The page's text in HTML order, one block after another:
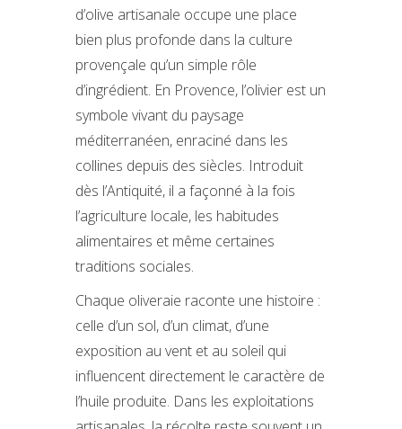
d’olive artisanale occupe une place
bien plus profonde dans la culture
provençale qu’un simple rôle
d’ingrédient. En Provence, l’olivier est un
symbole vivant du paysage
méditerranéen, enraciné dans les
collines depuis des siècles. Introduit
dès l’Antiquité, il a façonné à la fois
l’agriculture locale, les habitudes
alimentaires et même certaines
traditions sociales.
Chaque oliveraie raconte une histoire :
celle d’un sol, d’un climat, d’une
exposition au vent et au soleil qui
influencent directement le caractère de
l’huile produite. Dans les exploitations